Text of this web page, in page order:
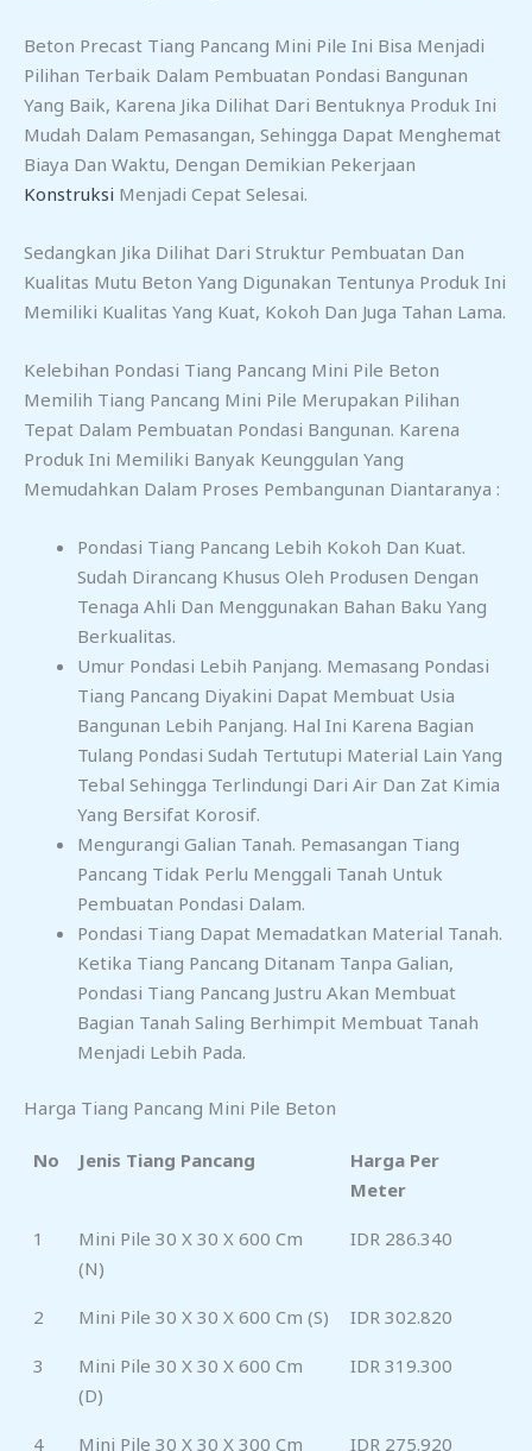
Beton Precast Tiang Pancang Mini Pile Ini Bisa Menjadi
Pilihan Terbaik Dalam Pembuatan Pondasi Bangunan
Yang Baik, Karena Jika Dilihat Dari Bentuknya Produk Ini
Mudah Dalam Pemasangan, Sehingga Dapat Menghemat
Biaya Dan Waktu, Dengan Demikian Pekerjaan
Konstruksi Menjadi Cepat Selesai.
Sedangkan Jika Dilihat Dari Struktur Pembuatan Dan
Kualitas Mutu Beton Yang Digunakan Tentunya Produk Ini
Memiliki Kualitas Yang Kuat, Kokoh Dan Juga Tahan Lama.
Kelebihan Pondasi Tiang Pancang Mini Pile Beton
Memilih Tiang Pancang Mini Pile Merupakan Pilihan
Tepat Dalam Pembuatan Pondasi Bangunan. Karena
Produk Ini Memiliki Banyak Keunggulan Yang
Memudahkan Dalam Proses Pembangunan Diantaranya :
Pondasi Tiang Pancang Lebih Kokoh Dan Kuat.
Sudah Dirancang Khusus Oleh Produsen Dengan
Tenaga Ahli Dan Menggunakan Bahan Baku Yang
Berkualitas.
Umur Pondasi Lebih Panjang. Memasang Pondasi
Tiang Pancang Diyakini Dapat Membuat Usia
Bangunan Lebih Panjang. Hal Ini Karena Bagian
Tulang Pondasi Sudah Tertutupi Material Lain Yang
Tebal Sehingga Terlindungi Dari Air Dan Zat Kimia
Yang Bersifat Korosif.
Mengurangi Galian Tanah. Pemasangan Tiang
Pancang Tidak Perlu Menggali Tanah Untuk
Pembuatan Pondasi Dalam.
Pondasi Tiang Dapat Memadatkan Material Tanah.
Ketika Tiang Pancang Ditanam Tanpa Galian,
Pondasi Tiang Pancang Justru Akan Membuat
Bagian Tanah Saling Berhimpit Membuat Tanah
Menjadi Lebih Pada.
Harga Tiang Pancang Mini Pile Beton
No Jenis Tiang Pancang
Harga Per
Meter
1
Mini Pile 30 X 30 X 600 Cm
(N)
IDR 286.340
2 Mini Pile 30 X 30 X 600 Cm (S) IDR 302.820
3
Mini Pile 30 X 30 X 600 Cm
(D)
IDR 319.300
4 Mini Pile 30 X 30 X 300 Cm IDR 275.920